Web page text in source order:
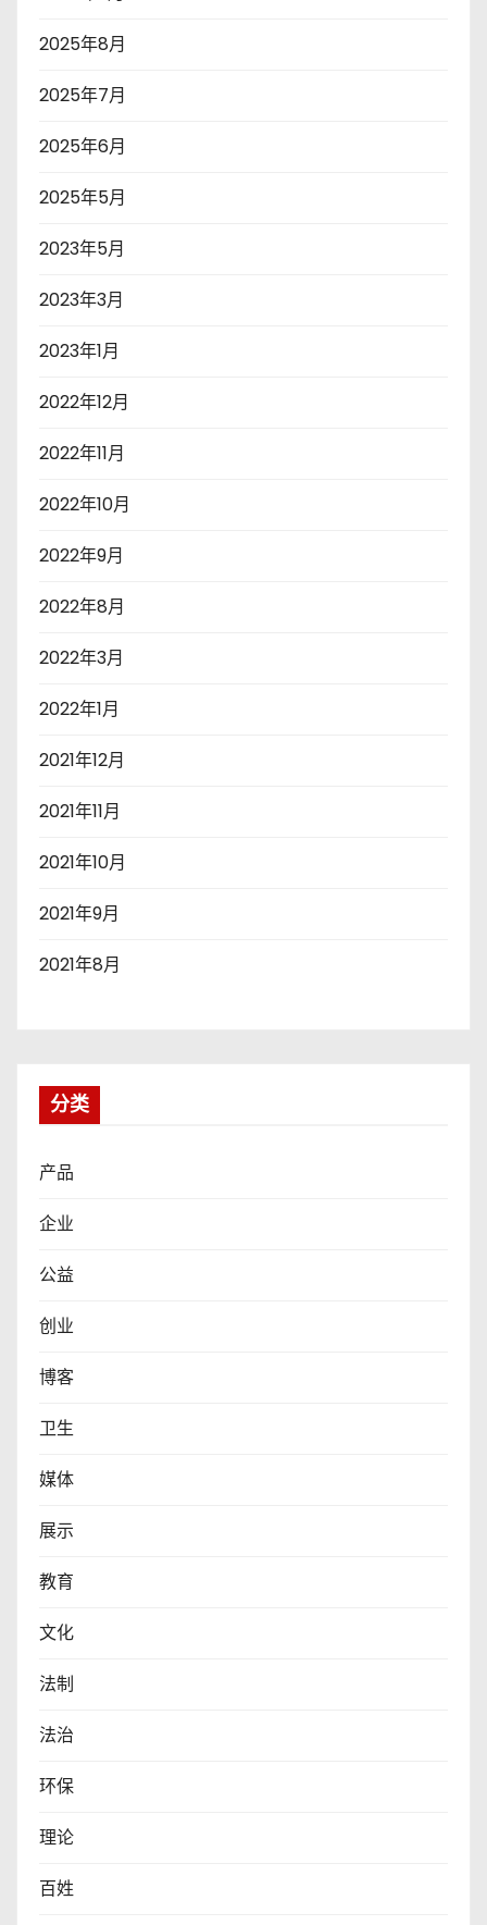
2025年8月
2025年7月
2025年6月
2025年5月
2023年5月
2023年3月
2023年1月
2022年12月
2022年11月
2022年10月
2022年9月
2022年8月
2022年3月
2022年1月
2021年12月
2021年11月
2021年10月
2021年9月
2021年8月
分类
产品
企业
公益
创业
博客
卫生
媒体
展示
教育
文化
法制
法治
环保
理论
百姓